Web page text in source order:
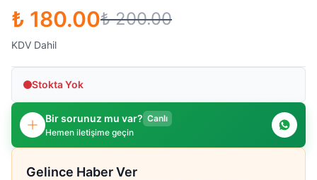
₺ 180.00₺ 200.00
KDV Dahil
Stokta Yok
Bir sorunuz mu var? Canlı
Hemen iletişime geçin
Gelince Haber Ver